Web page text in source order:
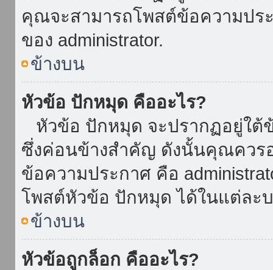
คุณจะสามารถโพสต์ข้อความป
ของ administrator.
ข้างบน
หัวข้อ ปักหมุด คืออะไร?
หัวข้อ ปักหมุด จะปรากฏอยู่ใต้
ซึ่งค่อนข้างสำคัญ ดังนั้นคุณควร
ข้อความประกาศ คือ
โพสต์หัวข้อ ปักหมุด ได้ในแต่ละ
ข้างบน
หัวข้อถูกล็อก คืออะไร?